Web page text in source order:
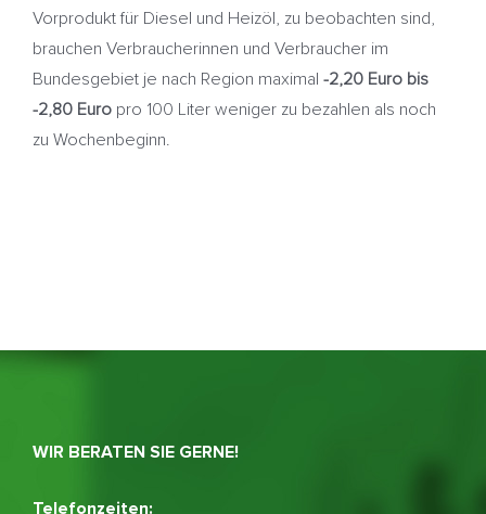
Vorprodukt für Diesel und Heizöl, zu beobachten sind,
brauchen Verbraucherinnen und Verbraucher im
Bundesgebiet je nach Region maximal -2,20 Euro bis
-2,80 Europro 100 Liter weniger zu bezahlen als noch
zu Wochenbeginn.
WIR BERATEN SIE GERNE!
Telefonzeiten: